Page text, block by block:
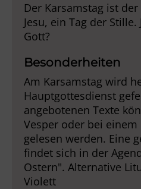
Der Karsamstag ist
Jesu, ein Tag der
Gott?
Besonderheiten
Am Karsamstag wird
Hauptgottesdienst
angebotenen Texte
Vesper oder bei
gelesen werden. Eine
findet sich in der
Ostern". Alternative
Violett